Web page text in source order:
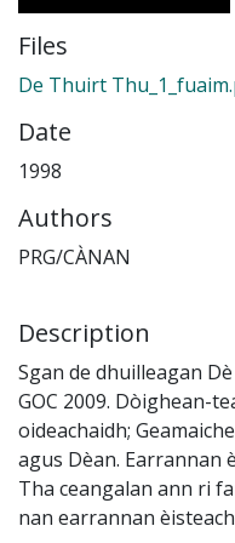
Files
De Thuirt
Date
1998
Authors
PRG/CÀNAN
Description
Sgan de dhuilleagan
GOC 2009. Dòighean-
oideachaidh;
agus Dèan. Earrannan
Tha ceangalan ann ri
nan earrannan